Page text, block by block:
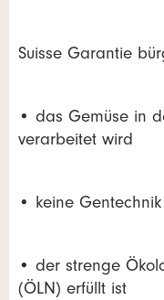
Suisse Garantie
• das Gemüse in
verarbeitet wird
• keine
• der strenge
(ÖLN) erfüllt ist